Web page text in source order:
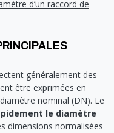
d’un raccord de
généralement des
être exprimées en
nominal (DN). Le
le diamètre
dimensions normalisées